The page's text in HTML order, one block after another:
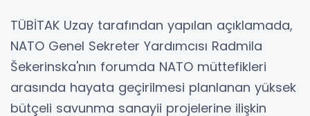
TÜBİTAK Uzay tarafından yapılan açıklamada,
NATO Genel Sekreter Yardımcısı Radmila
Šekerinska'nın forumda NATO müttefikleri
arasında hayata geçirilmesi planlanan yüksek
bütçeli savunma sanayii projelerine ilişkin